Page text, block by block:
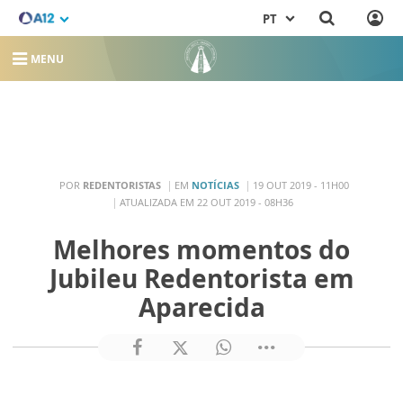
PT
MENU
POR REDENTORISTAS EM NOTÍCIAS
19 OUT 2019 - 11H00
ATUALIZADA EM 22 OUT 2019 - 08H36
Melhores momentos do
Jubileu Redentorista em
Aparecida